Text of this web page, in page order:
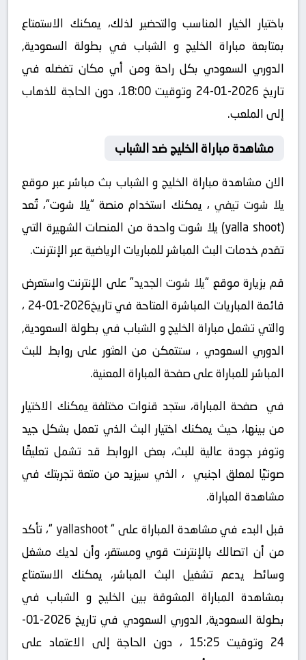
باختيار الخيار المناسب والتحضير لذلك، يمكنك الاستمتاع
بمتابعة مباراة الخليج و الشباب في بطولة السعودية,
الدوري السعودي بكل راحة ومن أي مكان تفضله في
تاريخ 2026-01-24 وتوقيت 18:00، دون الحاجة للذهاب
إلى الملعب.
مشاهدة مباراة الخليج ضد الشباب
الان مشاهدة مباراة الخليج و الشباب بث مباشر عبر موقع
يلا شوت تيفي ، يمكنك استخدام منصة “يلا شوت“، تُعد
(yalla shoot) يلا شوت واحدة من المنصات الشهيرة التي
تقدم خدمات البث المباشر للمباريات الرياضية عبر الإنترنت.
قم بزيارة موقع “يلا شوت الجديد” على الإنترنت واستعرض
قائمة المباريات المباشرة المتاحة في تاريخ2026-01-24 ،
والتي تشمل مباراة الخليج و الشباب في بطولة السعودية,
الدوري السعودي ، ستتمكن من العثور على روابط للبث
المباشر للمباراة على صفحة المباراة المعنية.
في صفحة المباراة، ستجد قنوات مختلفة يمكنك الاختيار
من بينها، حيث يمكنك اختيار البث الذي تعمل بشكل جيد
وتوفر جودة عالية للبث، بعض الروابط قد تشمل تعليقًا
صوتيًا لمعلق اجنبي ، الذي سيزيد من متعة تجربتك في
مشاهدة المباراة.
قبل البدء في مشاهدة المباراة على “yallashoot
“، تأكد
من أن اتصالك بالإنترنت قوي ومستقر، وأن لديك مشغل
وسائط يدعم تشغيل البث المباشر، يمكنك الاستمتاع
بمشاهدة المباراة المشوقة بين الخليج و الشباب في
بطولة السعودية, الدوري السعودي في تاريخ 2026-01-
24 وتوقيت 15:25 ، دون الحاجة إلى الاعتماد على